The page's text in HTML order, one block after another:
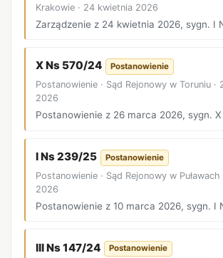
Krakowie · 24 kwietnia 2026
Zarządzenie z 24 kwietnia 2026, sygn. I
X Ns 570/24 Postanowienie
Postanowienie · Sąd Rejonowy w Toruniu ·
2026
Postanowienie z 26 marca 2026, sygn.
I Ns 239/25 Postanowienie
Postanowienie · Sąd Rejonowy w Puławach
2026
Postanowienie z 10 marca 2026, sygn. I
III Ns 147/24 Postanowienie